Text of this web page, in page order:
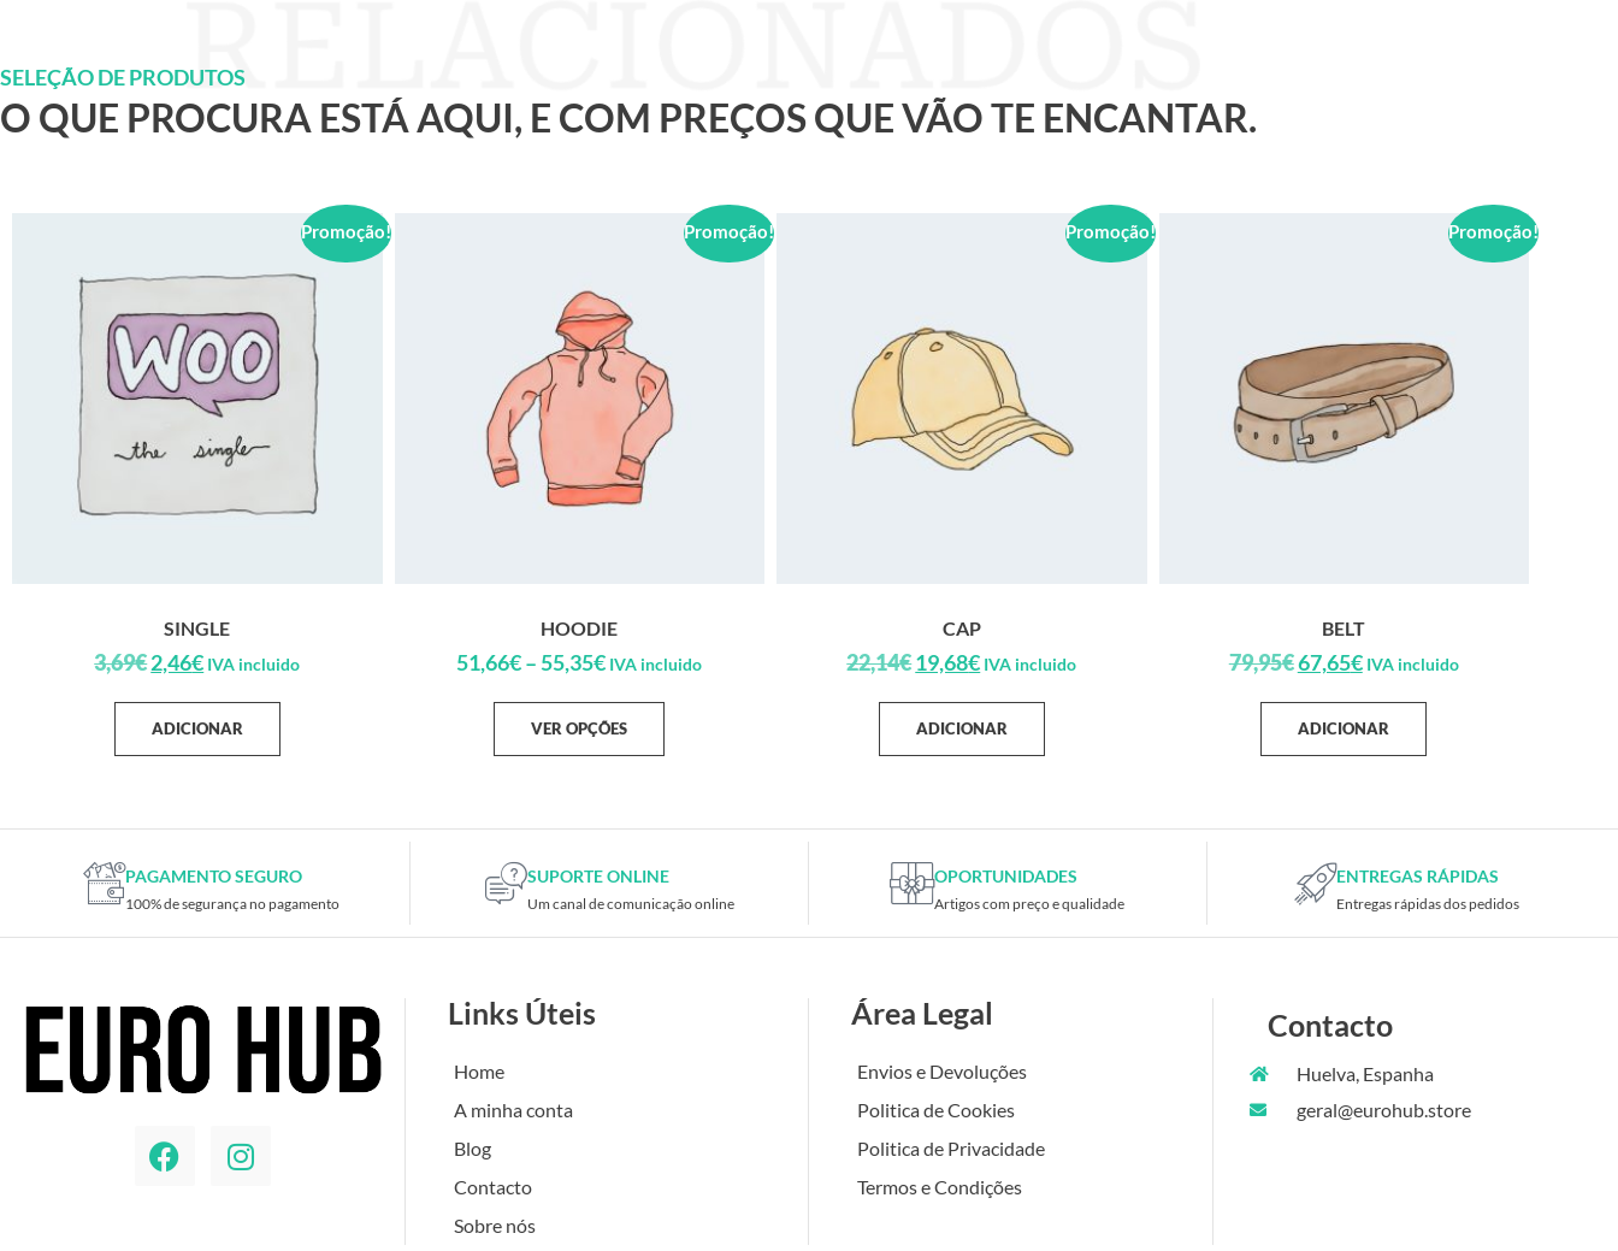
SELEÇÃO DE PRODUTOS
O QUE PROCURA ESTÁ AQUI, E COM PREÇOS QUE VÃO TE ENCANTAR.
Promoção!
SINGLE
3,69€2,46€ IVA incluido
ADICIONAR
Promoção!
HOODIE
51,66€– 55,35€ IVA incluido
VER OPÇÕES
Promoção!
CAP
22,14€19,68€ IVA incluido
ADICIONAR
Promoção!
BELT
79,95€67,65€ IVA incluido
ADICIONAR
PAGAMENTO SEGURO
100% de segurança no pagamento
SUPORTE ONLINE
Um canal de comunicação online
OPORTUNIDADES
Artigos com preço e qualidade
ENTREGAS RÁPIDAS
Entregas rápidas dos pedidos
Links Úteis
Home
A minha conta
Blog
Contacto
Sobre nós
Área Legal
Envios e Devoluções
Politica de Cookies
Politica de Privacidade
Termos e Condições
Contacto
Huelva, Espanha
geral@eurohub.store